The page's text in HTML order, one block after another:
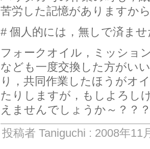
苦労した記憶がありますか
# 個人的には，無しで済ま
フォークオイル，ミッショ
なども一度交換した方がい
り，共同作業したほうがオ
たりしますが，もしよろし
えませんでしょうか～？？
投稿者 Taniguchi : 2008年11